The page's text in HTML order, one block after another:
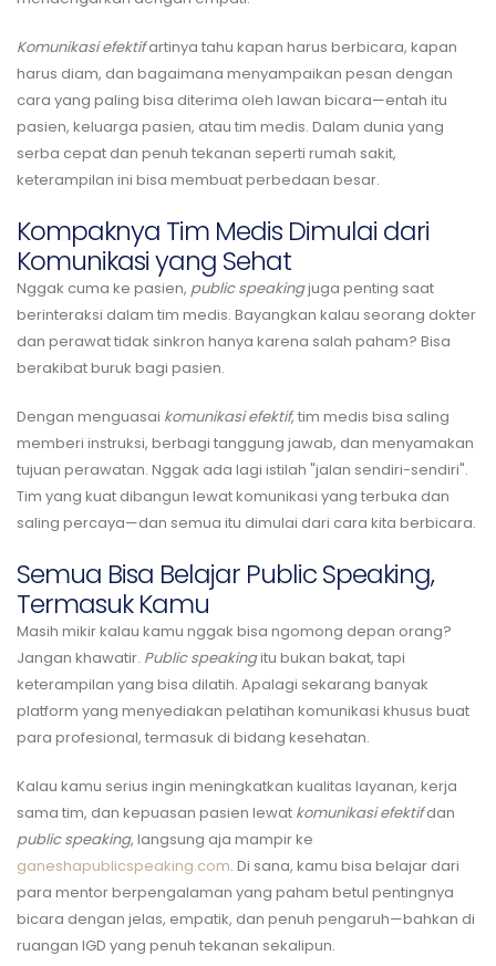
Komunikasi efektifartinya tahu kapan harus berbicara, kapan
harus diam, dan bagaimana menyampaikan pesan dengan
cara yang paling bisa diterima oleh lawan bicara—entah itu
pasien, keluarga pasien, atau tim medis. Dalam dunia yang
serba cepat dan penuh tekanan seperti rumah sakit,
keterampilan ini bisa membuat perbedaan besar.
Kompaknya Tim Medis Dimulai dari
Komunikasi yang Sehat
Nggak cuma ke pasien, public speakingjuga penting saat
berinteraksi dalam tim medis. Bayangkan kalau seorang dokter
dan perawat tidak sinkron hanya karena salah paham? Bisa
berakibat buruk bagi pasien.
Dengan menguasai komunikasi efektif, tim medis bisa saling
memberi instruksi, berbagi tanggung jawab, dan menyamakan
tujuan perawatan. Nggak ada lagi istilah "jalan sendiri-sendiri".
Tim yang kuat dibangun lewat komunikasi yang terbuka dan
saling percaya—dan semua itu dimulai dari cara kita berbicara.
Semua Bisa Belajar Public Speaking,
Termasuk Kamu
Masih mikir kalau kamu nggak bisa ngomong depan orang?
Jangan khawatir. Public speakingitu bukan bakat, tapi
keterampilan yang bisa dilatih. Apalagi sekarang banyak
platform yang menyediakan pelatihan komunikasi khusus buat
para profesional, termasuk di bidang kesehatan.
Kalau kamu serius ingin meningkatkan kualitas layanan, kerja
sama tim, dan kepuasan pasien lewat komunikasi efektifdan
public speaking, langsung aja mampir ke
ganeshapublicspeaking.com. Di sana, kamu bisa belajar dari
para mentor berpengalaman yang paham betul pentingnya
bicara dengan jelas, empatik, dan penuh pengaruh—bahkan di
ruangan IGD yang penuh tekanan sekalipun.